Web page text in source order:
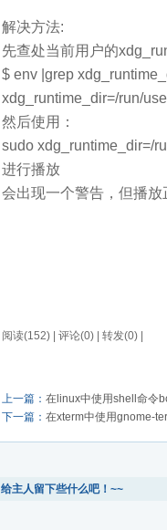
解决方法:
先查处当前用户的
$ env |grep
xdg_runtime_dir=/run/
然后使用：
sudo xdg_runtime_dir=/
进行播放
会出现一个警告，但播放
阅读(152) | 评论(0) | 转发(0) |
上一篇： 在linux中使用shell命令
下一篇： 在xterm中使用gnome-
给主人留下些什么吧！~~